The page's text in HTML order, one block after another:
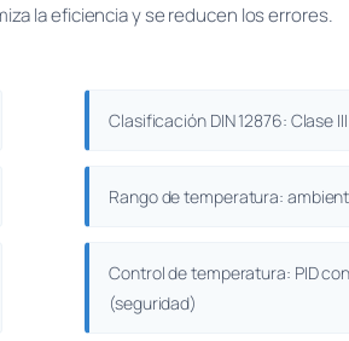
la eficiencia y se reducen los errores.
Clasificación DIN 12876: Clase
Rango de temperatura:
Control de temperatura: PID
(seguridad)